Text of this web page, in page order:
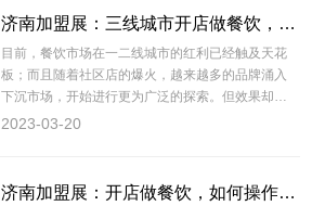
济南加盟展：三线城市开店做餐饮，到底有多难？
目前，餐饮市场在一二线城市的红利已经触及天花
板；而且随着社区店的爆火，越来越多的品牌涌入
下沉市场，开始进行更为广泛的探索。但效果却不
尽人意，如...
2023-03-20
济南加盟展：开店做餐饮，如何操作抖音，才能为门店引流？